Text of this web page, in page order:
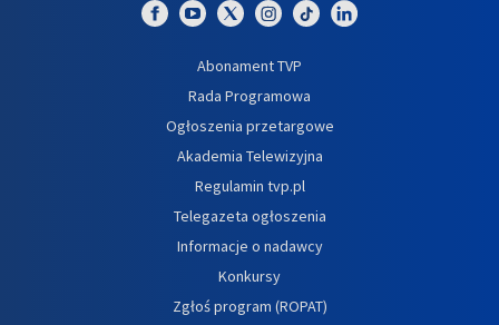
Abonament TVP
Rada Programowa
Ogłoszenia przetargowe
Akademia Telewizyjna
Regulamin tvp.pl
Telegazeta ogłoszenia
Informacje o nadawcy
Konkursy
Zgłoś program (ROPAT)